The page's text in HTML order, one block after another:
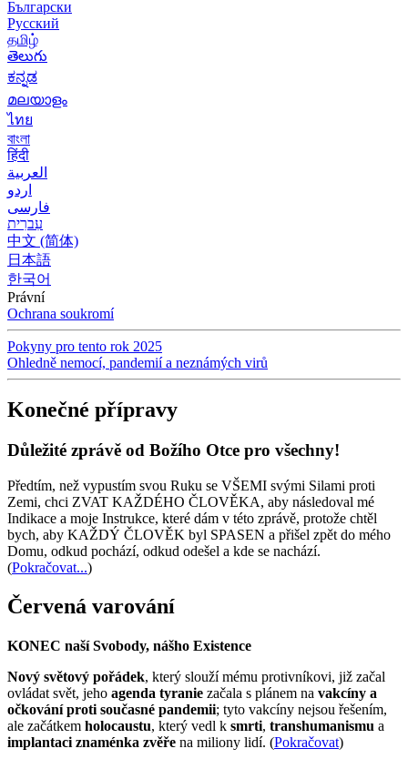
Български
Русский
தமிழ்
తెలుగు
ಕನ್ನಡ
മലയാളം
ไทย
বাংলা
हिंदी
العربية
اردو
فارسی
עִברִית
中文 (简体)
日本語
한국어
Právní
Ochrana soukromí
Pokyny pro tento rok 2025
Ohledně nemocí, pandemií a neznámých virů
Konečné přípravy
Důležité zprávě od Božího Otce pro všechny!
Předtím, než vypustím svou Ruku se VŠEMI svými Silami proti
Zemi, chci ZVAT KAŽDÉHO ČLOVĚKA, aby následoval mé
Indikace a moje Instrukce, které dám v této zprávě, protože chtěl
bych, aby KAŽDÝ ČLOVĚK byl SPASEN a přišel zpět do mého
Domu, odkud pochází, odkud odešel a kde se nachází.
(Pokračovat...)
Červená varování
KONEC naší Svobody, nášho Existence
Nový světový pořádek, který slouží mému protivníkovi, již začal
ovládat svět, jeho agenda tyranie začala s plánem na vakcíny a
očkování proti současné pandemii; tyto vakcíny nejsou řešením,
ale začátkem holocaustu, který vedl k smrti, transhumanismu a
implantaci znaménka zvěře na miliony lidí. (Pokračovat)